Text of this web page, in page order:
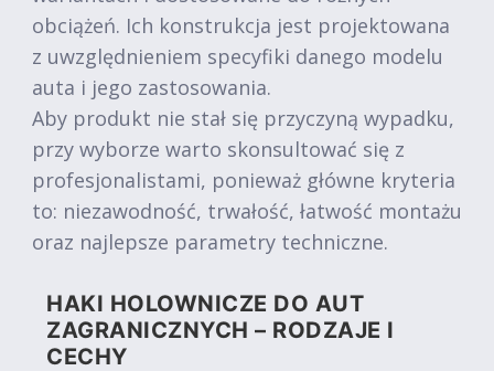
obciążeń. Ich konstrukcja jest projektowana
z uwzględnieniem specyfiki danego modelu
auta i jego zastosowania.
Aby produkt nie stał się przyczyną wypadku,
przy wyborze warto skonsultować się z
profesjonalistami, ponieważ główne kryteria
to: niezawodność, trwałość, łatwość montażu
oraz najlepsze parametry techniczne.
HAKI HOLOWNICZE DO AUT
ZAGRANICZNYCH – RODZAJE I
CECHY